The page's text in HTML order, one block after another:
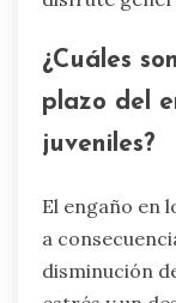
autoestima,
competitivos.
niños que
aumento de la
disminuye
disfrute
¿Cuáles